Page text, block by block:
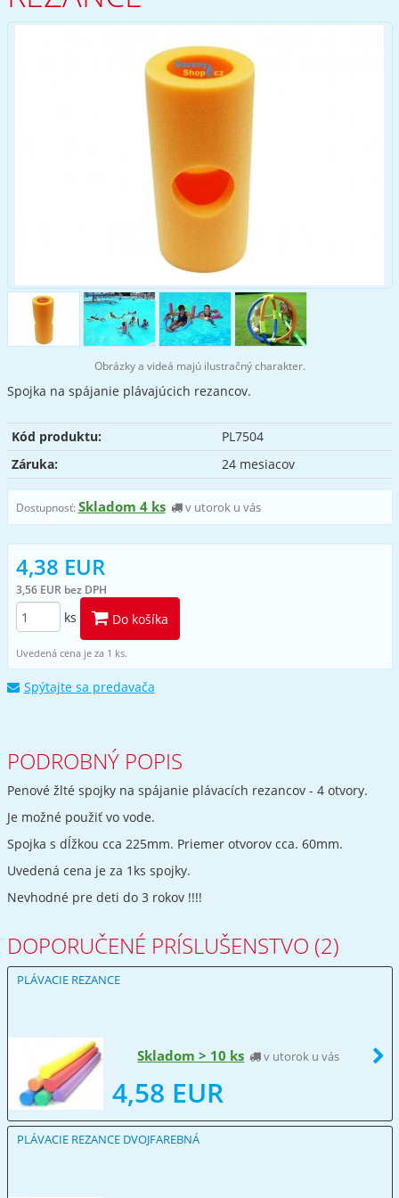
Obrázky a videá majú ilustračný charakter.
Spojka na spájanie plávajúcich rezancov.
Kód produktu:
PL7504
Záruka:
24 mesiacov
Dostupnosť:Skladom 4 ks v utorok u vás
4,38 EUR
3,56 EUR bez DPH
ks Do košíka
Uvedená cena je za 1 ks.
Spýtajte sa predavača
PODROBNÝ POPIS
Penové žlté spojky na spájanie plávacích rezancov - 4 otvory.
Je možné použiť vo vode.
Spojka s dĺžkou cca 225mm. Priemer otvorov cca. 60mm.
Uvedená cena je za 1ks spojky.
Nevhodné pre deti do 3 rokov !!!!
DOPORUČENÉ PRÍSLUŠENSTVO (2)
PLÁVACIE REZANCE
Skladom > 10 ks v utorok u vás
4,58 EUR
PLÁVACIE REZANCE DVOJFAREBNÁ